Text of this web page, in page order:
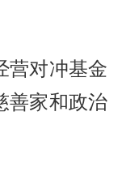
营对冲基金
善家和政治